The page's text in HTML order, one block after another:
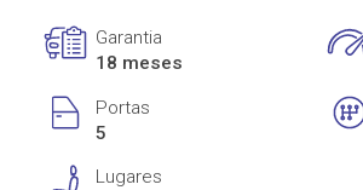
Garantia
18 meses
Portas
5
Lugares